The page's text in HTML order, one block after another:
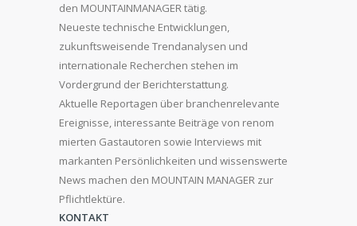
den MOUNTAINMANAGER tätig.
Neueste technische Entwicklungen,
zukunftsweisende Trendanalysen und
internationale Recherchen stehen im
Vordergrund der Berichterstattung.
Aktuelle Reportagen über branchenrelevante
Ereignisse, interessante Beiträge von renom
mierten Gastautoren sowie Interviews mit
markanten Persönlichkeiten und wissenswerte
News machen den MOUNTAIN MANAGER zur
Pflichtlektüre.
KONTAKT